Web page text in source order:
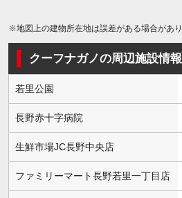
※地図上の建物所在地は誤差がある場合があ
クーフナガノの周辺施設情報
若里公園
長野赤十字病院
生鮮市場JC長野中央店
ファミリーマート長野若里一丁目店